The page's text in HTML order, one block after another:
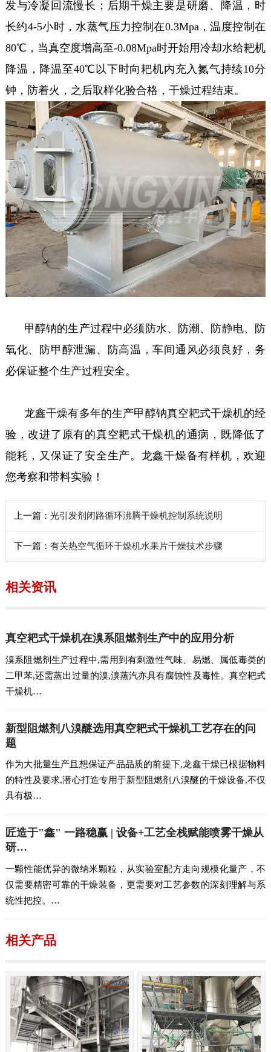
发与冷凝回流慢长；后期干燥主要是研磨、降温，时
长约4-5小时，水蒸气压力控制在0.3Mpa，温度控制在
80℃，当真空度增高至-0.08Mpa时开始用冷却水给耙机
降温，降温至40℃以下时向耙机内充入氮气持续10分
钟，防着火，之后取样化验合格，干燥过程结束。
甲醇钠的生产过程中必须防水、防潮、防静电、防
氧化、防甲醇泄漏、防高温，车间通风必须良好，务
必保证整个生产过程安全。
龙鑫干燥有多年的生产甲醇钠真空耙式干燥机的经
验，改进了原有的真空耙式干燥机的通病，既降低了
能耗，又保证了安全生产。龙鑫干燥备有样机，欢迎
您考察和带料实验！
上一篇： 光引发剂闭路循环沸腾干燥机控制系统说明
下一篇： 有关热空气循环干燥机水果片干燥技术步骤
相关资讯
真空耙式干燥机在溴系阻燃剂生产中的应用分析
溴系阻燃剂生产过程中,需用到有刺激性气味、易燃、属低毒类的
二甲苯,还需蒸出过量的溴,溴蒸汽亦具有腐蚀性及毒性。真空耙式
干燥机…
新型阻燃剂八溴醚选用真空耙式干燥机工艺存在的问
题
作为大批量生产且想保证产品品质的前提下,龙鑫干燥已根据物料
的特性及要求,潜心打造专用于新型阻燃剂八溴醚的干燥设备,不仅
具有极…
匠造于"鑫" 一路稳赢 | 设备+工艺全栈赋能喷雾干燥从
研…
一颗性能优异的微纳米颗粒，从实验室配方走向规模化量产，不
仅需要精密可靠的干燥装备，更需要对工艺参数的深刻理解与系
统性把控。…
相关产品